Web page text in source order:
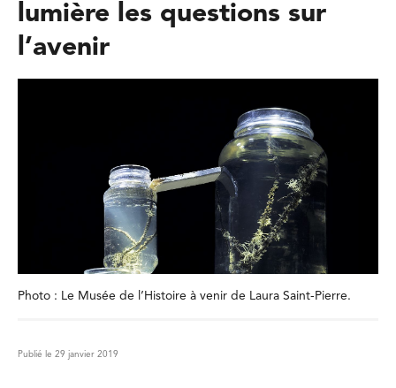
lumière les questions sur
l’avenir
Photo : Le Musée de l’Histoire à venir de Laura Saint-Pierre.
Publié le 29 janvier 2019